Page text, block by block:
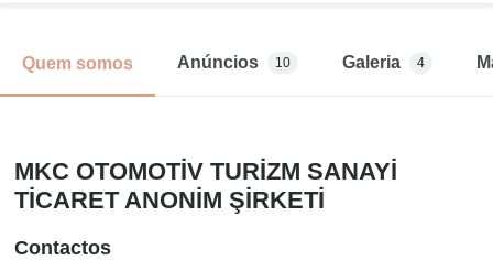
Quem somos Anúncios 10 Galeria 4
MKC OTOMOTİV TURİZM SANAYİ
TİCARET ANONİM ŞİRKETİ
Contactos